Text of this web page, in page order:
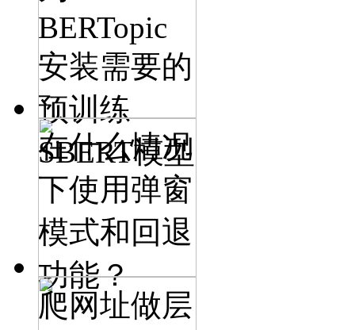
BERTopic
安装需要的
预训练
SBERT模型
在什么情况
下使用弹窗
模式和回退
功能？
爬网址做层